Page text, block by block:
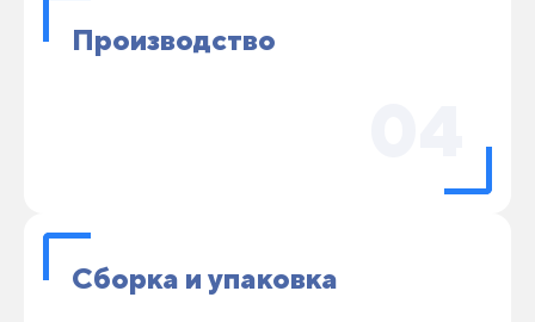
Производство
Сборка и упаковка